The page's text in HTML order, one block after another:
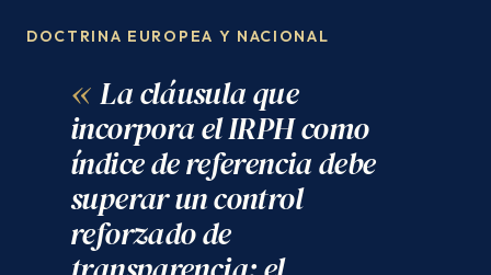
DOCTRINA EUROPEA Y NACIONAL
La cláusula que
incorpora el IRPH como
índice de referencia debe
superar un control
reforzado de